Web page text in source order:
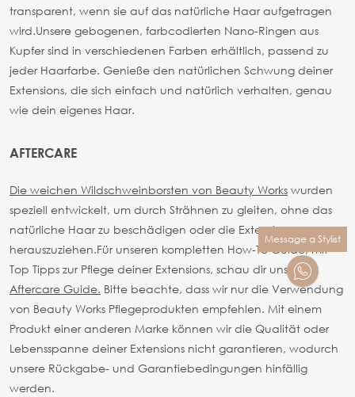
transparent, wenn sie auf das natürliche Haar aufgetragen
wird.Unsere gebogenen, farbcodierten Nano-Ringen aus
Kupfer sind in verschiedenen Farben erhältlich, passend zu
jeder Haarfarbe. Genieße den natürlichen Schwung deiner
Extensions, die sich einfach und natürlich verhalten, genau
wie dein eigenes Haar.
AFTERCARE
Die weichen Wildschweinborsten von Beauty Works wurden
speziell entwickelt, um durch Strähnen zu gleiten, ohne das
natürliche Haar zu beschädigen oder die Extensions
herauszuziehen.Für unseren kompletten How-To Guide, mit
Top Tipps zur Pflege deiner Extensions, schau dir unseren
Aftercare Guide. Bitte beachte, dass wir nur die Verwendung
von Beauty Works Pflegeprodukten empfehlen. Mit einem
Produkt einer anderen Marke können wir die Qualität oder
Lebensspanne deiner Extensions nicht garantieren, wodurch
unsere Rückgabe- und Garantiebedingungen hinfällig
werden.
Message a Stylist